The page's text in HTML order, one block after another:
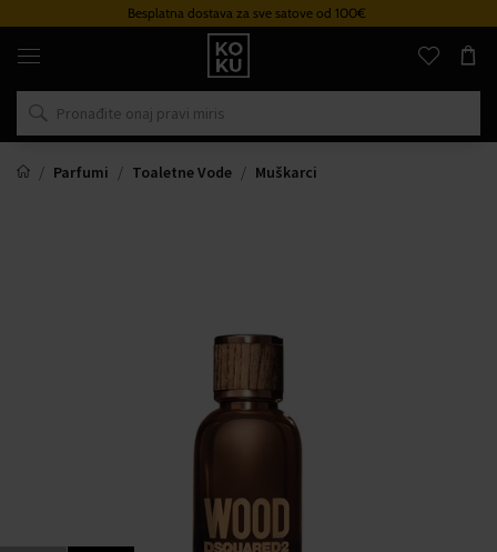
Besplatna dostava za sve satove od 100€
Originalni
parfemi
satovi
na
mjestu
Parfumi
Toaletne Vode Muškarci